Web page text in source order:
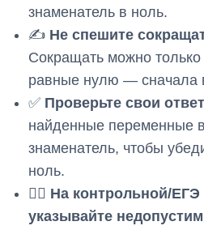
знаменатель в ноль.
✍️ Не спешите
Сокращать можно
равные нулю — сначала
✅ Проверьте свои
найденные переменные
знаменатель, чтобы
ноль.
🕵️‍♂️ На контрольной/ЕГЭ
указывайте